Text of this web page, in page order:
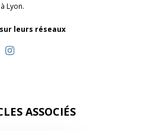
à Lyon.
leurs réseaux
ASSOCIÉS